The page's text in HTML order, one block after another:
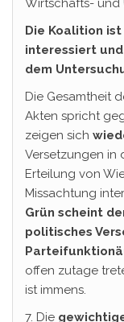
Wirtschafts- und
Die Koalition
interessiert
dem
Die Gesamtheit
Akten spricht
zeigen sich
Versetzungen in
Erteilung von
Missachtung
Grün scheint
politisches
offen zutage
ist immens.
7. Die